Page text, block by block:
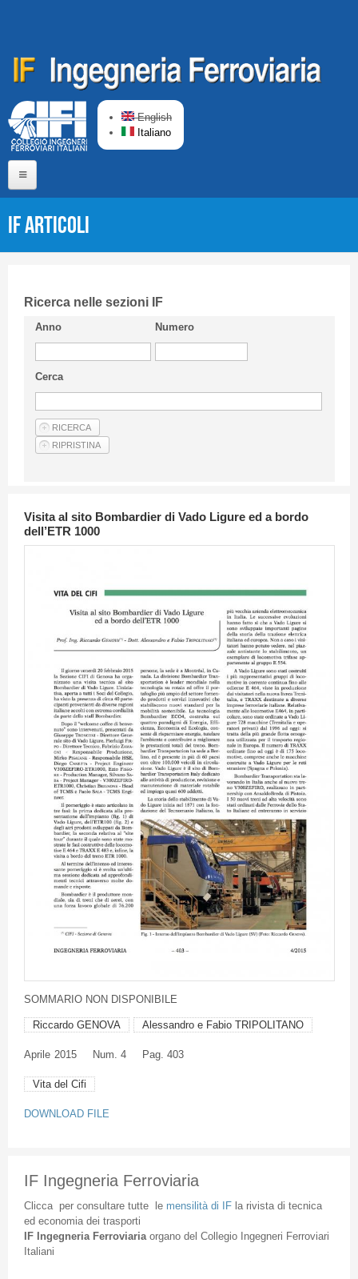
English
Italiano
CIFI in breve
Linee Guida
Privacy Policy
Articoli
IF Articoli
Ricerca nelle sezioni IF
Anno Numero
Cerca
Visita al sito Bombardier di Vado Ligure ed a bordo
dell’ETR 1000
SOMMARIONON DISPONIBILE
Riccardo GENOVA Alessandro e Fabio TRIPOLITANO
Aprile 2015 Num. 4 Pag. 403
Vita del Cifi
DOWNLOAD FILE
IF Ingegneria Ferroviaria
Cliccaper consultare tuttele mensilità di IFla rivista di tecnica
ed economia dei trasporti
IF Ingegneria Ferroviaria organodel Collegio Ingegneri Ferroviari
Italiani